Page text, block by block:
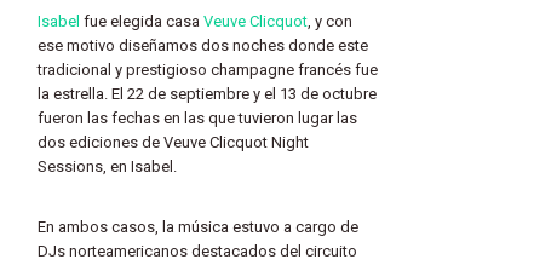
Isabel fue elegida casa Veuve Clicquot, y con
ese motivo diseñamos dos noches donde este
tradicional y prestigioso champagne francés fue
la estrella. El 22 de septiembre y el 13 de octubre
fueron las fechas en las que tuvieron lugar las
dos ediciones de Veuve Clicquot Night
Sessions, en Isabel.
En ambos casos, la música estuvo a cargo de
DJs norteamericanos destacados del circuito